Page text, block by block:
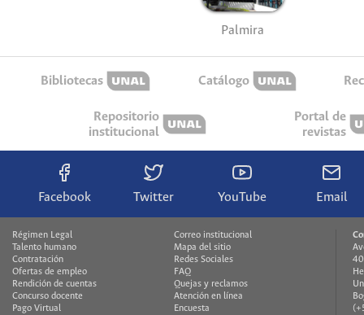
Palmira
Bibliotecas Catálogo
Repositorio
institucional
Portal de
revistas
Facebook Twitter YouTube Email
Régimen Legal
Talento humano
Contratación
Ofertas de empleo
Rendición de cuentas
Concurso docente
Pago Virtual
Correo institucional
Mapa del sitio
Redes Sociales
FAQ
Quejas y reclamos
Atención en línea
Encuesta